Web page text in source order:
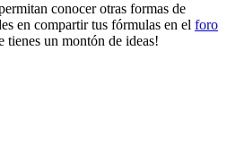
conocer otras formas de
en compartir tus fórmulas en el foro
tienes un montón de ideas!